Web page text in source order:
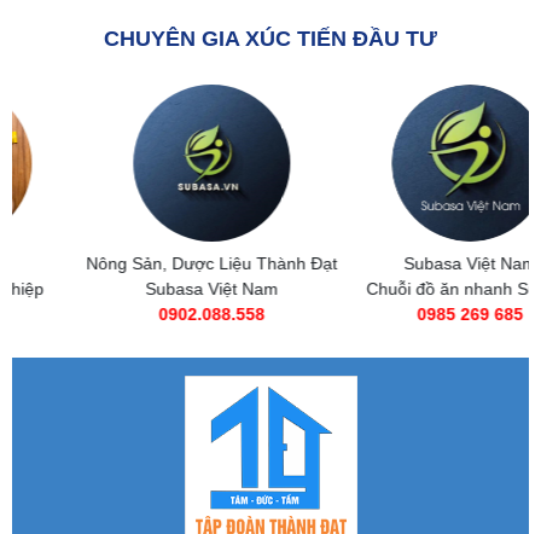
CHUYÊN GIA XÚC TIẾN ĐẦU TƯ
Nông Sản, Dược Liệu Thành Đạt
Subasa Việt Nam
0902.088.558
Subasa Việt Nam
Chuỗi đồ ăn nhanh Subasa
0985 269 685